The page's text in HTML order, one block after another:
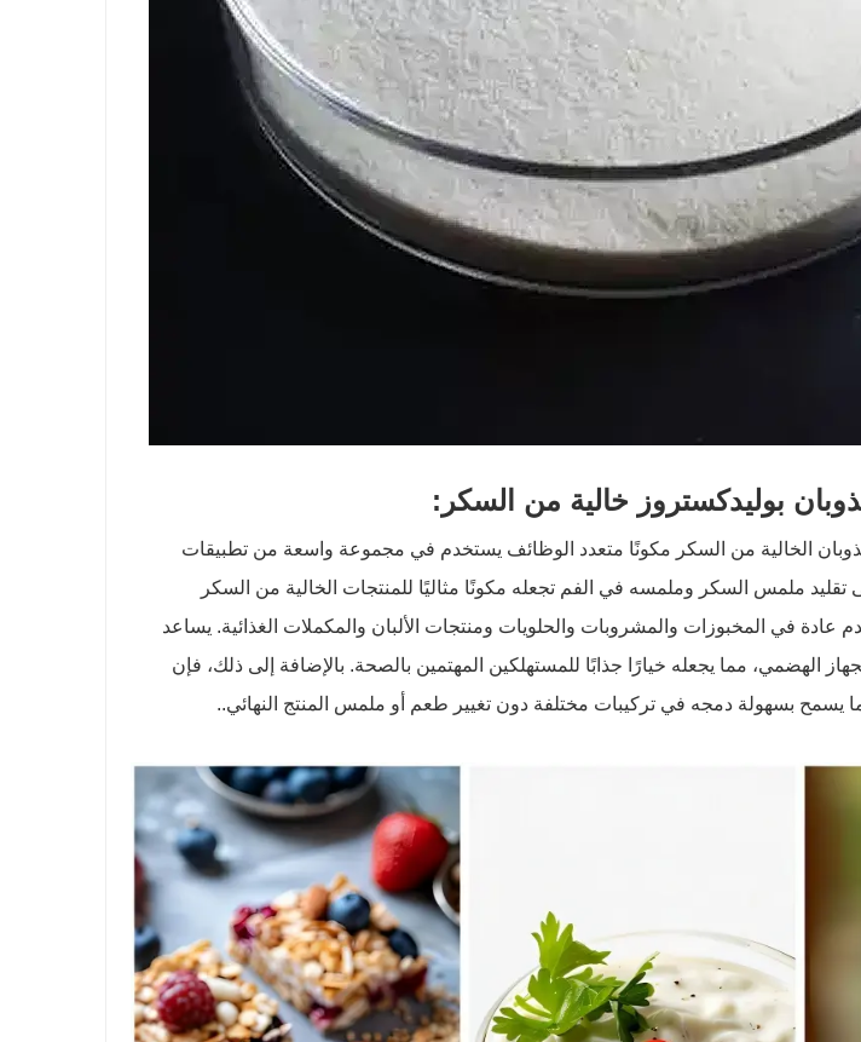
بوليدكستروز خالية من السكر:
للذوبان الخالية من السكر مكونًا متعدد الوظائف يستخدم في مجموعة واسعة من تطبيقات
ملمس السكر وملمسه في الفم تجعله مكونًا مثاليًا للمنتجات الخالية من السكر
في المخبوزات والمشروبات والحلويات ومنتجات الألبان والمكملات الغذائية. يساعد
الهضمي، مما يجعله خيارًا جذابًا للمستهلكين المهتمين بالصحة. بالإضافة إلى ذلك، فإن
يسمح بسهولة دمجه في تركيبات مختلفة دون تغيير طعم أو ملمس المنتج النهائي..